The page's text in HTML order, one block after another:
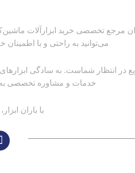
مرجع تخصصی خرید ابزارآلات
می‌توانید به راحتی و با اطمینان
در انتظار شماست. به سادگی ابزارهای
خدمات و مشاوره تخصصی به
با باران